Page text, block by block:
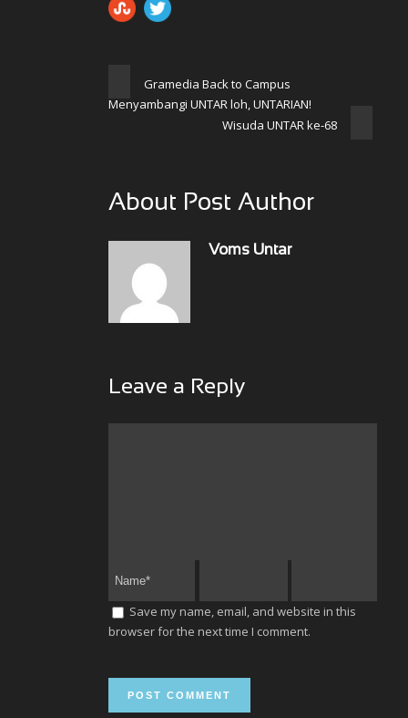
Gramedia Back to Campus
Menyambangi UNTAR loh, UNTARIAN!
Wisuda UNTAR ke-68
About Post Author
Voms Untar
Leave a Reply
Save my name, email, and website in this
browser for the next time I comment.